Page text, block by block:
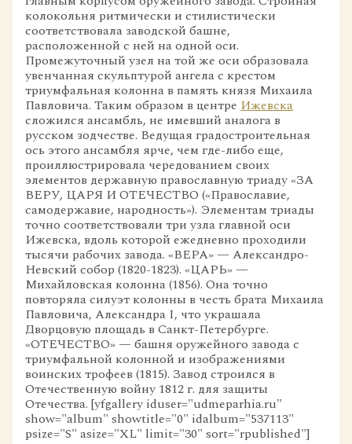
колокольня ритмически и стилистически
соответствовала заводской башне,
расположенной с ней на одной оси.
Промежуточный узел на той же оси образовала
увенчанная скульптурой ангела с крестом
триумфальная колонна в память князя Михаила
Павловича. Таким образом в центре Ижевска
сложился ансамбль, не имевший аналога в
русском зодчестве. Ведущая градостроительная
ось этого ансамбля ярче, чем где-либо еще,
проиллюстрировала чередованием своих
элементов державную православную триаду «ЗА
ВЕРУ, ЦАРЯ И ОТЕЧЕСТВО («Православие,
самодержавие, народность»). Элементам триады
точно соответствовали три узла главной оси
Ижевска, вдоль которой ежедневно проходили
тысячи рабочих завода. «ВЕРА» — Александро-
Невский собор (1820-1823). «ЦАРЬ» —
Михайловская колонна (1856). Она точно
повторяла силуэт колонны в честь брата Михаила
Павловича, Александра I, что украшала
Дворцовую площадь в Санкт-Петербурге.
«ОТЕЧЕСТВО» — башня оружейного завода с
триумфальной колонной и изображениями
воинских трофеев (1815). Завод строился в
Отечественную войну 1812 г. для защиты
Отечества. [yfgallery iduser="udmeparhia.ru"
show="album" showtitle="0" idalbum="537113"
psize="S" asize="XL" limit="30" sort="rpublished"]